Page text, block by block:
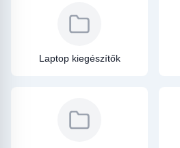
Laptop kiegészítők